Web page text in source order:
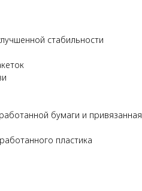
стабильности
бумаги и привязанная
пластика